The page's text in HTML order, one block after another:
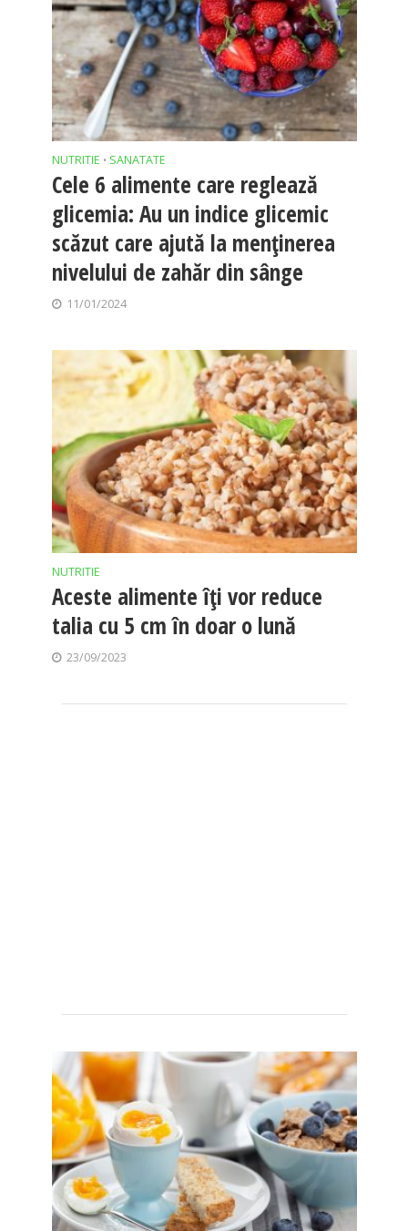
NUTRITIE • SANATATE
Cele 6 alimente care reglează
glicemia: Au un indice glicemic
scăzut care ajută la menținerea
nivelului de zahăr din sânge
11/01/2024
NUTRITIE
Aceste alimente îți vor reduce
talia cu 5 cm în doar o lună
23/09/2023